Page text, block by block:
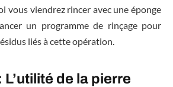
vous viendrez rincer avec une éponge
un programme de rinçage pour
liés à cette opération.
L’utilité de la pierre